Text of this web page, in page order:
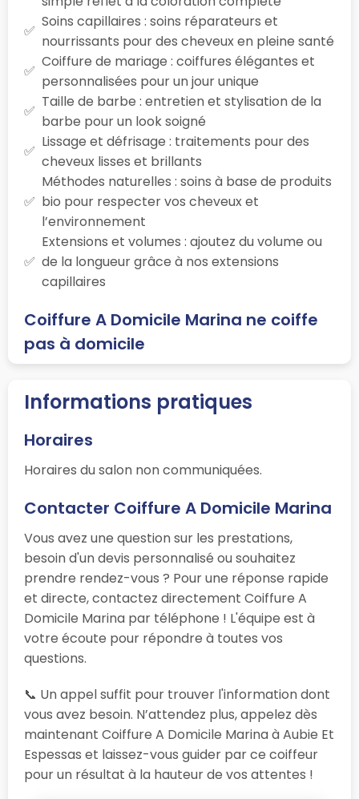
Soins capillaires : soins réparateurs et
nourrissants pour des cheveux en pleine santé
Coiffure de mariage : coiffures élégantes et
personnalisées pour un jour unique
Taille de barbe : entretien et stylisation de la
barbe pour un look soigné
Lissage et défrisage : traitements pour des
cheveux lisses et brillants
Méthodes naturelles : soins à base de produits
bio pour respecter vos cheveux et
l’environnement
Extensions et volumes : ajoutez du volume ou
de la longueur grâce à nos extensions
capillaires
Coiffure A Domicile Marina ne coiffe
pas à domicile
Informations pratiques
Horaires
Horaires du salon non communiquées.
Contacter Coiffure A Domicile Marina
Vous avez une question sur les prestations,
besoin d'un devis personnalisé ou souhaitez
prendre rendez-vous ? Pour une réponse rapide
et directe, contactez directement Coiffure A
Domicile Marina par téléphone ! L'équipe est à
votre écoute pour répondre à toutes vos
questions.
📞 Un appel suffit pour trouver l'information dont
vous avez besoin. N’attendez plus, appelez dès
maintenant Coiffure A Domicile Marina à Aubie Et
Espessas et laissez-vous guider par ce coiffeur
pour un résultat à la hauteur de vos attentes !